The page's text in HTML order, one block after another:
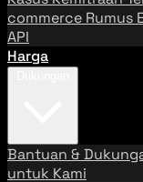
commerce Rumus
API
Harga
Bantuan &
untuk Kami